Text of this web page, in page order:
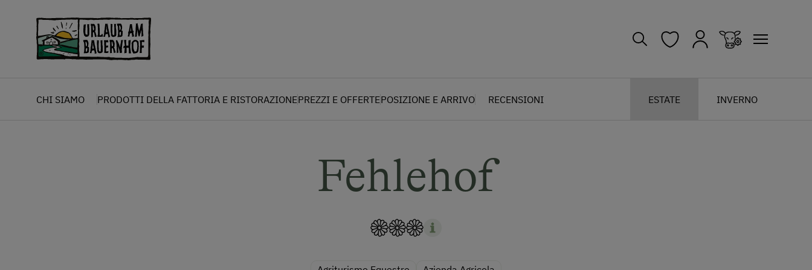
CHI SIAMO PRODOTTI DELLA FATTORIA E RISTORAZIONEPREZZI E OFFERTEPOSIZIONE E ARRIVO RECENSIONI ESTATE INVERNO
Fehlehof